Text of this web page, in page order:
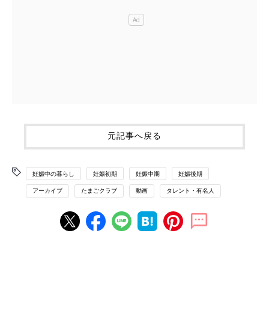
元記事へ戻る
妊娠中の暮らし 妊娠初期 妊娠中期 妊娠後期
アーカイブ たまごクラブ 動画 タレント・有名人